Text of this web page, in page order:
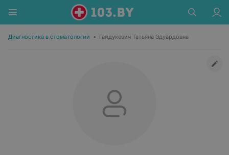
Диагностика в стоматологии • Гайдукевич Татьяна Эдуардовна